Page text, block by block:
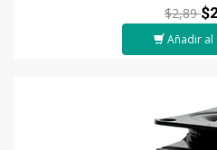
$2,89
Añadir al